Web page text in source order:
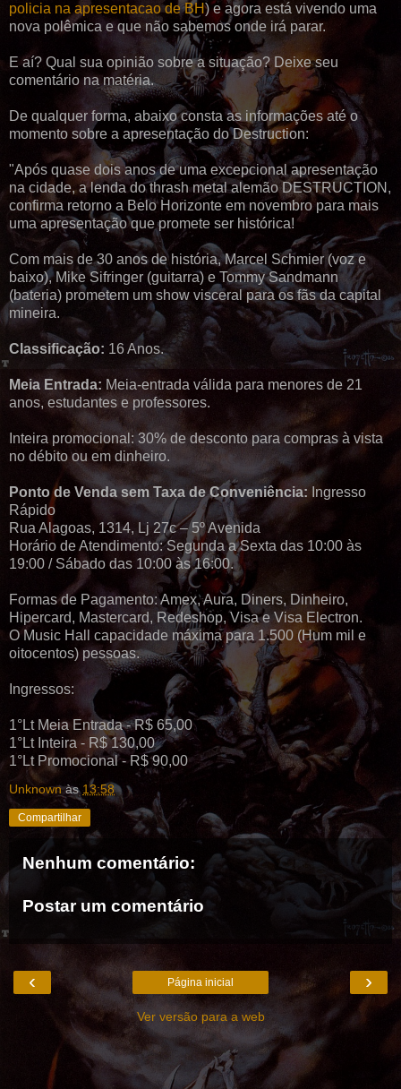
policia na apresentacao de BH) e agora está vivendo uma
nova polêmica e que não sabemos onde irá parar.
E aí? Qual sua opinião sobre a situação? Deixe seu
comentário na matéria.
De qualquer forma, abaixo consta as informações até o
momento sobre a apresentação do Destruction:
"Após quase dois anos de uma excepcional apresentação
na cidade, a lenda do thrash metal alemão DESTRUCTION,
confirma retorno a Belo Horizonte em novembro para mais
uma apresentação que promete ser histórica!
Com mais de 30 anos de história, Marcel Schmier (voz e
baixo), Mike Sifringer (guitarra) e Tommy Sandmann
(bateria) prometem um show visceral para os fãs da capital
mineira.
Classificação: 16 Anos.
Meia Entrada: Meia-entrada válida para menores de 21
anos, estudantes e professores.
Inteira promocional: 30% de desconto para compras à vista
no débito ou em dinheiro.
Ponto de Venda sem Taxa de Conveniência: Ingresso
Rápido
Rua Alagoas, 1314, Lj 27c – 5º Avenida
Horário de Atendimento: Segunda a Sexta das 10:00 às
19:00 / Sábado das 10:00 às 16:00.
Formas de Pagamento: Amex, Aura, Diners, Dinheiro,
Hipercard, Mastercard, Redeshop, Visa e Visa Electron.
O Music Hall capacidade máxima para 1.500 (Hum mil e
oitocentos) pessoas.
Ingressos:
1°Lt Meia Entrada - R$ 65,00
1°Lt Inteira - R$ 130,00
1°Lt Promocional - R$ 90,00
Unknown às13:58
Compartilhar
Nenhum comentário:
Postar um comentário
‹ ›
Página inicial
Ver versão para a web